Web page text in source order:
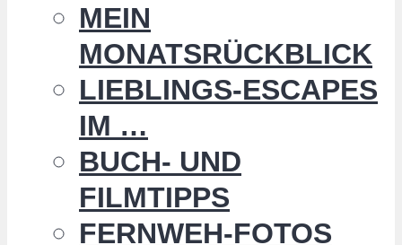
MEIN
MONATSRÜCKBLICK
LIEBLINGS-ESCAPES
IM …
BUCH- UND
FILMTIPPS
FERNWEH-FOTOS